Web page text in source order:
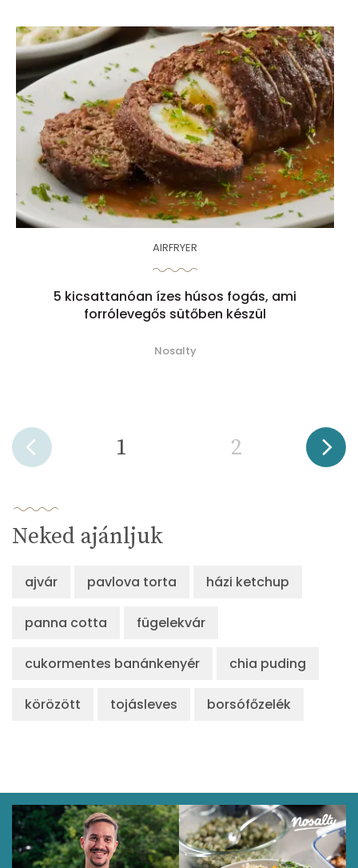
AIRFRYER
5 kicsattanóan ízes húsos fogás, ami
forrólevegős sütőben készül
Nosalty
1 2
Neked ajánljuk
ajvár pavlova torta házi ketchup
panna cotta fügelekvár
cukormentes banánkenyér chia puding
körözött tojásleves borsófőzelék